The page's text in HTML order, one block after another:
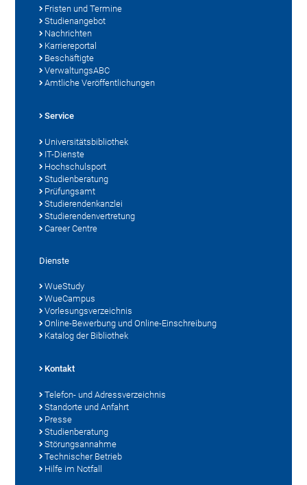
Fristen und Termine
Studienangebot
Nachrichten
Karriereportal
Beschäftigte
VerwaltungsABC
Amtliche Veröffentlichungen
Service
Universitätsbibliothek
IT-Dienste
Hochschulsport
Studienberatung
Prüfungsamt
Studierendenkanzlei
Studierendenvertretung
Career Centre
Dienste
WueStudy
WueCampus
Vorlesungsverzeichnis
Online-Bewerbung und Online-Einschreibung
Katalog der Bibliothek
Kontakt
Telefon- und Adressverzeichnis
Standorte und Anfahrt
Presse
Studienberatung
Störungsannahme
Technischer Betrieb
Hilfe im Notfall